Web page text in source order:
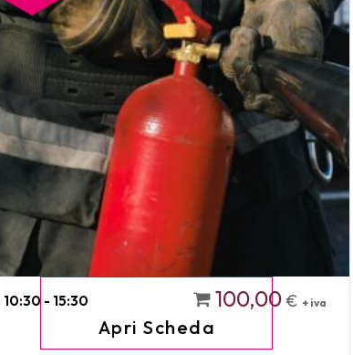
10:30 - 15:30 100,00€ + iva
Apri Scheda